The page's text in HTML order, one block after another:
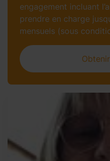
engagement incluant
prendre en charge
mensuels (sous